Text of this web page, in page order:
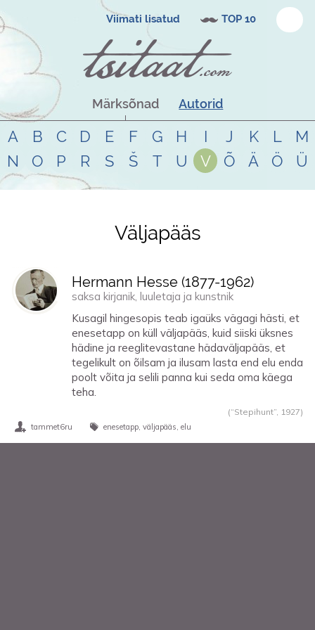
Viimati lisatud TOP 10
Märksõnad Autorid
A B C D E F G H I J K L
M
N
O P R S Š T U V Õ Ä Ö Ü
Tsitaadid teemalväljapääs
Väljapääs
Hermann Hesse (1877-1962)
saksa kirjanik, luuletaja ja kunstnik
Kusagil hingesopis teab igaüks vägagi hästi, et
enesetapp on küll väljapääs, kuid siiski üksnes
hädine ja reeglitevastane hädaväljapääs, et
tegelikult on õilsam ja ilusam lasta end elu enda
poolt võita ja selili panna kui seda oma käega
teha.
(“Stepihunt”, 1927)
tammet6ru enesetapp väljapääs elu